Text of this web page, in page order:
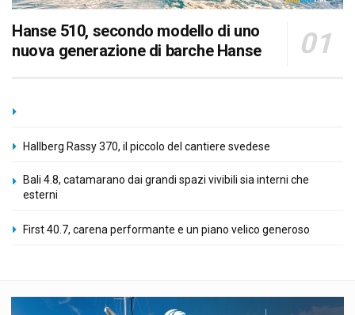
Hanse 510, secondo modello di uno
nuova generazione di barche Hanse
Hallberg Rassy 370, il piccolo del cantiere svedese
Bali 4.8, catamarano dai grandi spazi vivibili sia interni che
esterni
First 40.7, carena performante e un piano velico generoso